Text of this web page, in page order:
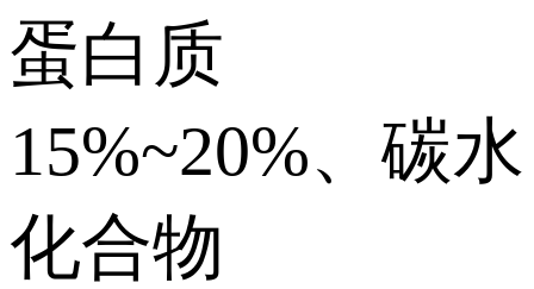
蛋白质
15%~20%、碳水
化合物